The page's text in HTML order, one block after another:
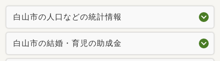
白山市の人口などの統計情報
白山市の結婚・育児の助成金